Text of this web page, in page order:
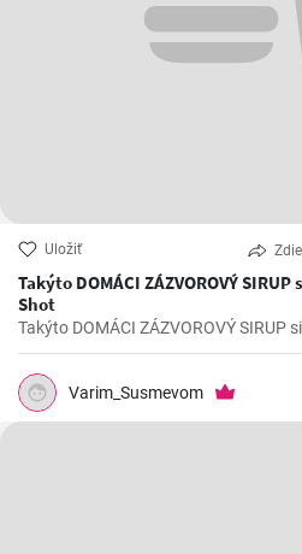
Uložiť
Takýto DOMÁCI ZÁZVOROVÝ SIRUP si ešte
Shot
Varim_Susmevom